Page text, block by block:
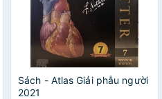
Sách - Atlas Giải phẫu người
2021